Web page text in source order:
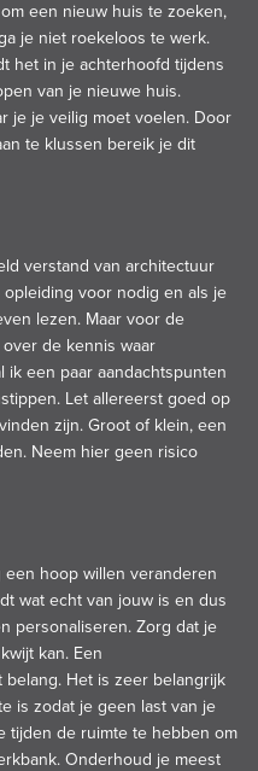
een nieuw huis te zoeken,
je niet roekeloos te werk.
het in je achterhoofd tijdens
van je nieuwe huis.
je je veilig moet voelen. Door
te klussen bereik je dit
verstand van architectuur
voor nodig en als je
lezen. Maar voor de
de kennis waar
een paar aandachtspunten
Let allereerst goed op
zijn. Groot of klein, een
Neem hier geen risico
een hoop willen veranderen
wat echt van jouw is en dus
personaliseren. Zorg dat je
kan. Een
Het is zeer belangrijk
is zodat je geen last van je
tijden de ruimte te hebben om
Onderhoud je meest